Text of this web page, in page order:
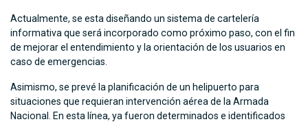
Actualmente, se esta diseñando un sistema de cartelería
informativa que será incorporado como próximo paso, con el fin
de mejorar el entendimiento y la orientación de los usuarios en
caso de emergencias.
Asimismo, se prevé la planificación de un helipuerto para
situaciones que requieran intervención aérea de la Armada
Nacional. En esta línea, ya fueron determinados e identificados